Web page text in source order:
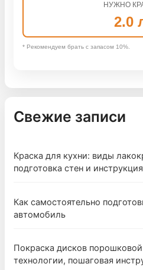
НУЖНО
2.0
* Рекомендуем брать с запасом 10%.
Свежие записи
Краска для кухни: виды
подготовка стен и
Как самостоятельно
автомобиль
Покраска дисков
технологии, пошаговая